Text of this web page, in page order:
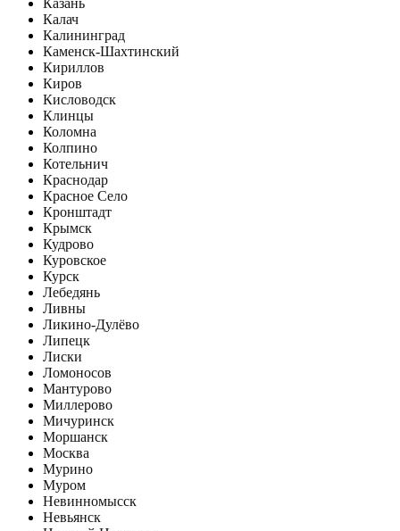
Казань
Калач
Калининград
Каменск-Шахтинский
Кириллов
Киров
Кисловодск
Клинцы
Коломна
Колпино
Котельнич
Краснодар
Красное Село
Кронштадт
Крымск
Кудрово
Куровское
Курск
Лебедянь
Ливны
Ликино-Дулёво
Липецк
Лиски
Ломоносов
Мантурово
Миллерово
Мичуринск
Моршанск
Москва
Мурино
Муром
Невинномысск
Невьянск